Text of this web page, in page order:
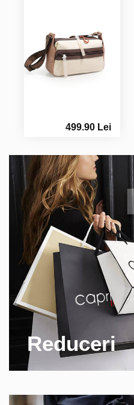
499.90 Lei
Reduceri